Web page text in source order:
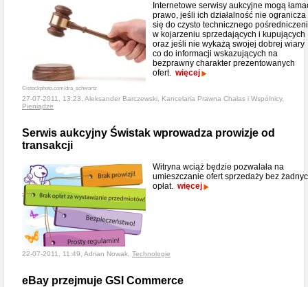
©istockphoto.com/dra_schwartz
Internetowe serwisy aukcyjne mogą
prawo, jeśli ich działalność nie ogranicza
się do czysto technicznego
w kojarzeniu sprzedających i kupujących
oraz jeśli nie wykażą swojej dobrej wiary
co do informacji wskazujących na
bezprawny charakter prezentowanych
ofert. więcej
27-07-2011, 13:23, Aleksander Barczewski, Kancelaria Prawna Chałas i Wspólnicy,
Pieniądze
Serwis aukcyjny Świstak wprowadza prowizje od
transakcji
Witryna wciąż będzie pozwalała na
umieszczanie ofert sprzedaży bez
opłat. więcej
22-07-2011, 11:49, Adrian Nowak, Technologie
eBay przejmuje GSI Commerce